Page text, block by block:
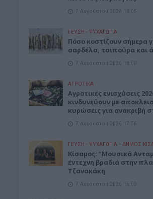
7 Αυγούστου 2026 18:05
ΓΕΎΣΗ - ΨΥΧΑΓΩΓΊΑ
Πόσο κοστίζουν σήμερα
σαρδέλα, τσιπούρα και
7 Αυγούστου 2026 18:00
ΑΓΡΟΤΙΚΑ
Αγροτικές ενισχύσεις
κινδυνεύουν με
κυρώσεις για ανακριβή
7 Αυγούστου 2026 17:56
ΓΕΎΣΗ - ΨΥΧΑΓΩΓΊΑ • ΔΉΜΟΣ
Κίσαμος: “Μουσικά
έντεχνη βραδιά στην
Τζανακάκη
7 Αυγούστου 2026 16:03